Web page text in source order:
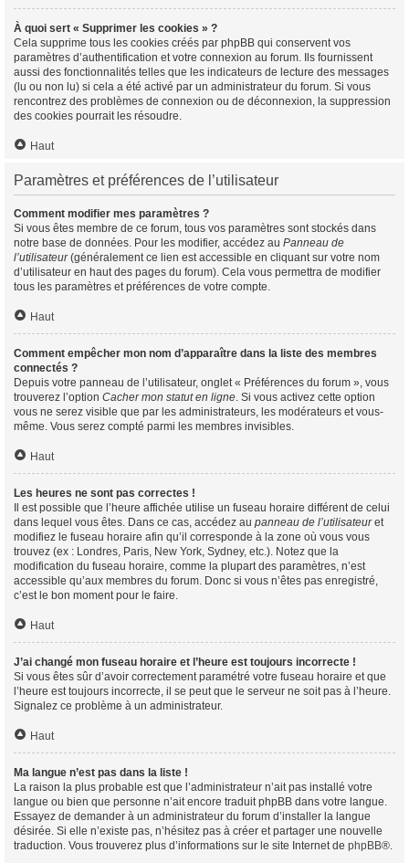
À quoi sert « Supprimer les cookies » ?
Cela supprime tous les cookies créés par phpBB qui conservent vos
paramètres d’authentification et votre connexion au forum. Ils fournissent
aussi des fonctionnalités telles que les indicateurs de lecture des messages
(lu ou non lu) si cela a été activé par un administrateur du forum. Si vous
rencontrez des problèmes de connexion ou de déconnexion, la suppression
des cookies pourrait les résoudre.
Haut
Paramètres et préférences de l’utilisateur
Comment modifier mes paramètres ?
Si vous êtes membre de ce forum, tous vos paramètres sont stockés dans
notre base de données. Pour les modifier, accédez au Panneau de
l’utilisateur(généralement ce lien est accessible en cliquant sur votre nom
d’utilisateur en haut des pages du forum). Cela vous permettra de modifier
tous les paramètres et préférences de votre compte.
Haut
Comment empêcher mon nom d’apparaître dans la liste des membres
connectés ?
Depuis votre panneau de l’utilisateur, onglet « Préférences du forum », vous
trouverez l’option Cacher mon statut en ligne. Si vous activez cette option
vous ne serez visible que par les administrateurs, les modérateurs et vous-
même. Vous serez compté parmi les membres invisibles.
Haut
Les heures ne sont pas correctes !
Il est possible que l’heure affichée utilise un fuseau horaire différent de celui
dans lequel vous êtes. Dans ce cas, accédez au panneau de l’utilisateuret
modifiez le fuseau horaire afin qu’il corresponde à la zone où vous vous
trouvez (ex : Londres, Paris, New York, Sydney, etc.). Notez que la
modification du fuseau horaire, comme la plupart des paramètres, n’est
accessible qu’aux membres du forum. Donc si vous n’êtes pas enregistré,
c’est le bon moment pour le faire.
Haut
J’ai changé mon fuseau horaire et l’heure est toujours incorrecte !
Si vous êtes sûr d’avoir correctement paramétré votre fuseau horaire et que
l’heure est toujours incorrecte, il se peut que le serveur ne soit pas à l’heure.
Signalez ce problème à un administrateur.
Haut
Ma langue n’est pas dans la liste !
La raison la plus probable est que l’administrateur n’ait pas installé votre
langue ou bien que personne n’ait encore traduit phpBB dans votre langue.
Essayez de demander à un administrateur du forum d’installer la langue
désirée. Si elle n’existe pas, n’hésitez pas à créer et partager une nouvelle
traduction. Vous trouverez plus d’informations sur le site Internet de phpBB®.